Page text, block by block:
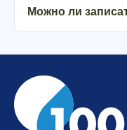
Можно ли